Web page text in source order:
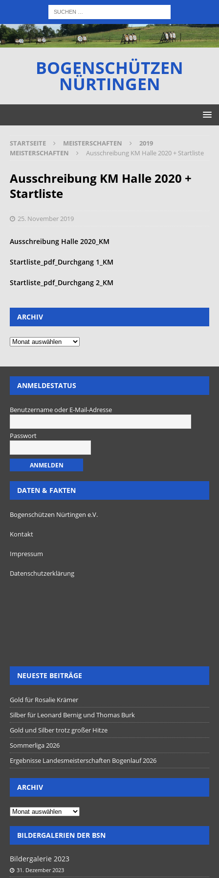
BOGENSCHÜTZEN
NÜRTINGEN
STARTSEITE MEISTERSCHAFTEN
2019
MEISTERSCHAFTEN
Ausschreibung KM Halle 2020 + Startliste
Ausschreibung KM Halle 2020 +
Startliste
25. November 2019
Ausschreibung Halle 2020_KM
Startliste_pdf_Durchgang 1_KM
Startliste_pdf_Durchgang 2_KM
ARCHIV
ANMELDESTATUS
Benutzername oder E-Mail-Adresse
Passwort
DATEN & FAKTEN
Bogenschützen Nürtingen e.V.
Kontakt
Impressum
Datenschutzerklärung
NEUESTE BEITRÄGE
Gold für Rosalie Krämer
Silber für Leonard Bernig und Thomas Burk
Gold und Silber trotz großer Hitze
Sommerliga 2026
Ergebnisse Landesmeisterschaften Bogenlauf 2026
ARCHIV
BILDERGALERIEN DER BSN
Bildergalerie 2023
31. Dezember 2023